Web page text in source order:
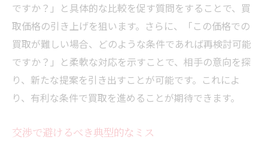
ですか？」と具体的な比較を促す質問をすることで、買
取価格の引き上げを狙います。さらに、「この価格での
買取が難しい場合、どのような条件であれば再検討可能
ですか？」と柔軟な対応を示すことで、相手の意向を探
り、新たな提案を引き出すことが可能です。これによ
り、有利な条件で買取を進めることが期待できます。
交渉で避けるべき典型的なミス